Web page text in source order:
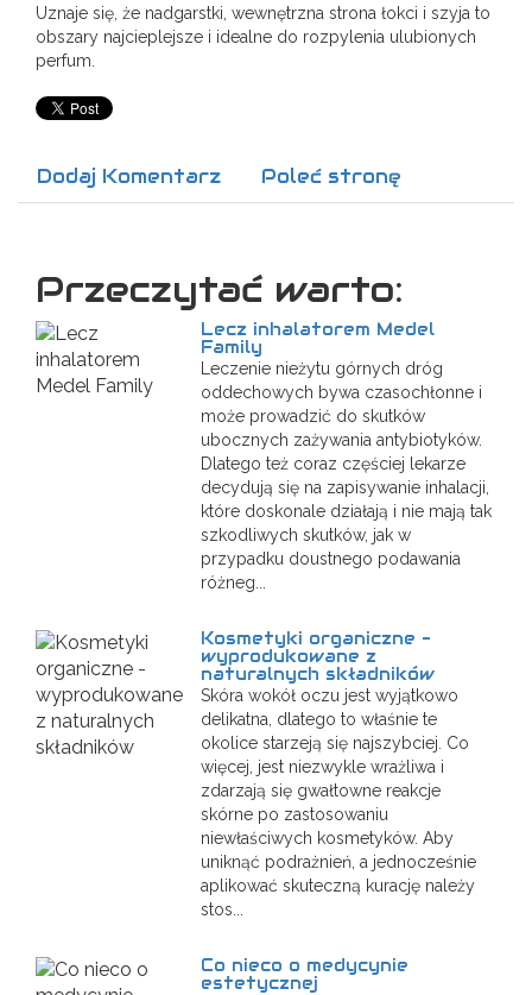
Uznaje się, że nadgarstki, wewnętrzna strona łokci i szyja to
obszary najcieplejsze i idealne do rozpylenia ulubionych
perfum.
Dodaj Komentarz Poleć stronę
Przeczytać warto:
Lecz inhalatorem Medel
Family
Leczenie nieżytu górnych dróg
oddechowych bywa czasochłonne i
może prowadzić do skutków
ubocznych zażywania antybiotyków.
Dlatego też coraz częściej lekarze
decydują się na zapisywanie inhalacji,
które doskonale działają i nie mają tak
szkodliwych skutków, jak w
przypadku doustnego podawania
różneg...
Kosmetyki organiczne -
wyprodukowane z
naturalnych składników
Skóra wokół oczu jest wyjątkowo
delikatna, dlatego to właśnie te
okolice starzeją się najszybciej. Co
więcej, jest niezwykle wrażliwa i
zdarzają się gwałtowne reakcje
skórne po zastosowaniu
niewłaściwych kosmetyków. Aby
uniknąć podrażnień, a jednocześnie
aplikować skuteczną kurację należy
stos...
Co nieco o medycynie
estetycznej